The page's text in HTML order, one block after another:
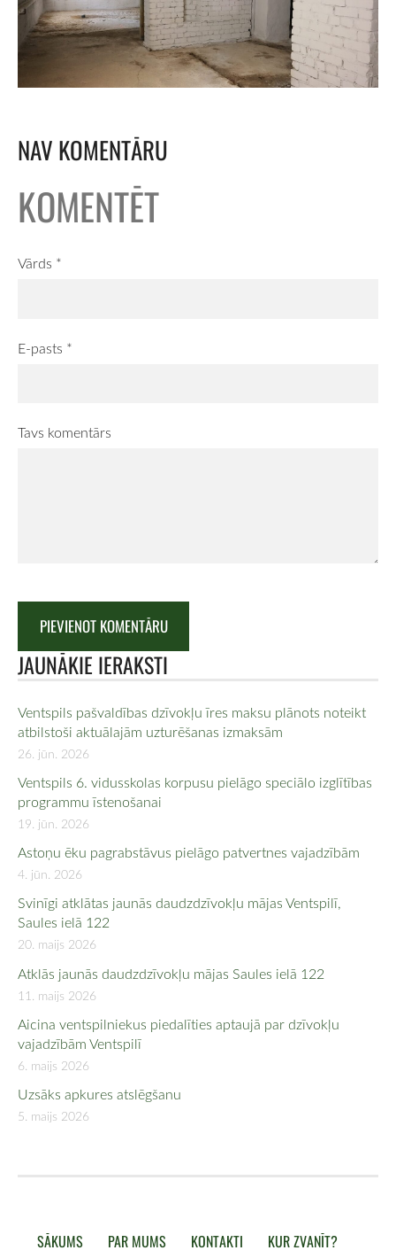
JAUNĀKIE IERAKSTI
Ventspils pašvaldības dzīvokļu īres maksu plānots noteikt
atbilstoši aktuālajām uzturēšanas izmaksām
26. jūn. 2026
Ventspils 6. vidusskolas korpusu pielāgo speciālo izglītības
programmu īstenošanai
19. jūn. 2026
Astoņu ēku pagrabstāvus pielāgo patvertnes vajadzībām
4. jūn. 2026
Svinīgi atklātas jaunās daudzdzīvokļu mājas Ventspilī,
Saules ielā 122
20. maijs 2026
Atklās jaunās daudzdzīvokļu mājas Saules ielā 122
11. maijs 2026
Aicina ventspilniekus piedalīties aptaujā par dzīvokļu
vajadzībām Ventspilī
6. maijs 2026
Uzsāks apkures atslēgšanu
5. maijs 2026
NAV KOMENTĀRU
KOMENTĒT
Vārds *
E-pasts *
Tavs komentārs
SĀKUMS PAR MUMS KONTAKTI KUR ZVANĪT?